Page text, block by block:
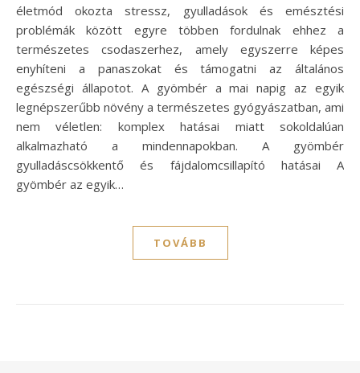
életmód okozta stressz, gyulladások és emésztési
problémák között egyre többen fordulnak ehhez a
természetes csodaszerhez, amely egyszerre képes
enyhíteni a panaszokat és támogatni az általános
egészségi állapotot. A gyömbér a mai napig az egyik
legnépszerűbb növény a természetes gyógyászatban, ami
nem véletlen: komplex hatásai miatt sokoldalúan
alkalmazható a mindennapokban. A gyömbér
gyulladáscsökkentő és fájdalomcsillapító hatásai A
gyömbér az egyik…
TOVÁBB